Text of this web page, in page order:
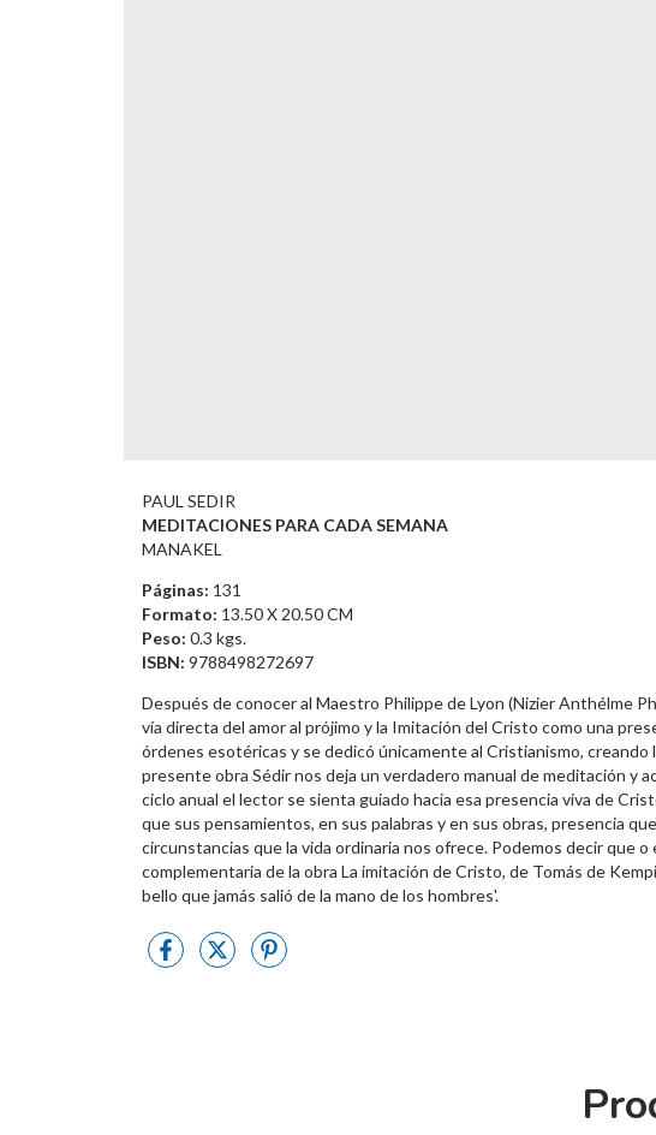
PAUL SEDIR
MEDITACIONES PARA CADA SEMANA
MANAKEL
Páginas: 131
Formato: 13.50 X 20.50 CM
Peso: 0.3 kgs.
ISBN: 9788498272697
Después de conocer al Maestro Philippe de Lyon (Nizier Anthélme
vía directa del amor al prójimo y la Imitación del Cristo como una
órdenes esotéricas y se dedicó únicamente al Cristianismo, creando
presente obra Sédir nos deja un verdadero manual de meditación y
ciclo anual el lector se sienta guiado hacia esa presencia viva de
que sus pensamientos, en sus palabras y en sus obras, presencia
circunstancias que la vida ordinaria nos ofrece. Podemos decir que
complementaria de la obra La imitación de Cristo, de Tomás de
bello que jamás salió de la mano de los hombres'.